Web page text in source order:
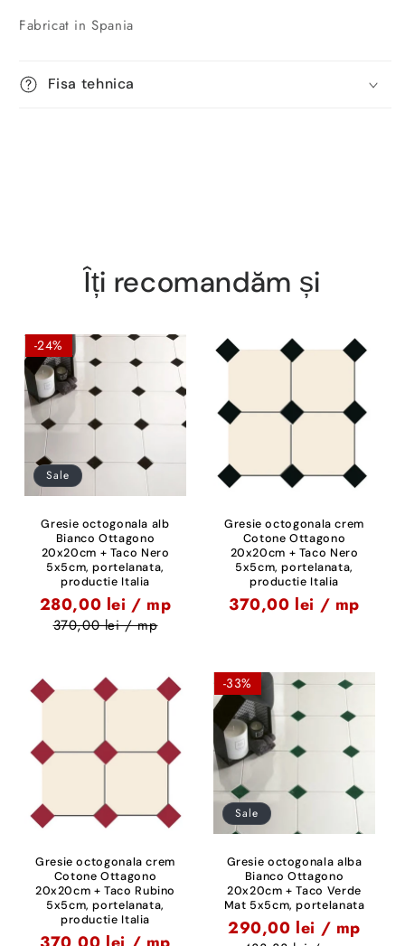
Fabricat in Spania
Fisa tehnica
Îți recomandăm și
-24%
Sale
Gresie octogonala alb
Bianco Ottagono
20x20cm + Taco Nero
5x5cm, portelanata,
productie Italia
280,00 lei / mp
370,00 lei / mp
Gresie octogonala crem
Cotone Ottagono
20x20cm + Taco Nero
5x5cm, portelanata,
productie Italia
370,00 lei / mp
Gresie octogonala crem
Cotone Ottagono
20x20cm + Taco Rubino
5x5cm, portelanata,
productie Italia
-33%
Sale
Gresie octogonala alba
Bianco Ottagono
20x20cm + Taco Verde
Mat 5x5cm, portelanata
290,00 lei / mp